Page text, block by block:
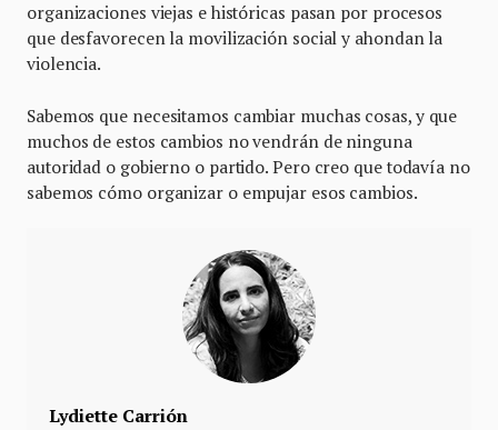
organizaciones viejas e históricas pasan por procesos
que desfavorecen la movilización social y ahondan la
violencia.
Sabemos que necesitamos cambiar muchas cosas, y que
muchos de estos cambios no vendrán de ninguna
autoridad o gobierno o partido. Pero creo que todavía no
sabemos cómo organizar o empujar esos cambios.
Lydiette Carrión